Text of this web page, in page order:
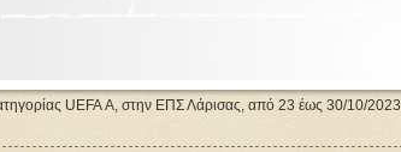
UEFA Α, στην ΕΠΣ Λάρισας, από 23 έως 30/10/2023.